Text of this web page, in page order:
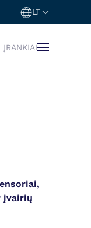
LT
ĮRANKIAI
įvairių